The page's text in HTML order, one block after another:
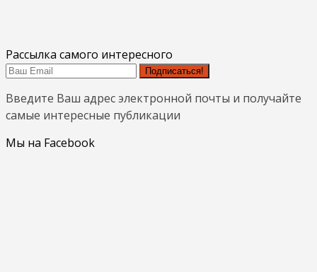
Рассылка самого интересного
Подписаться!
Введите Ваш адрес электронной почты и получайте
самые интересные публикации
Мы на Facebook